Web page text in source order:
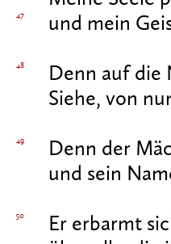
47 und mein
48
Denn auf die
Siehe, von
49
Denn der
und sein
50
Er erbarmt